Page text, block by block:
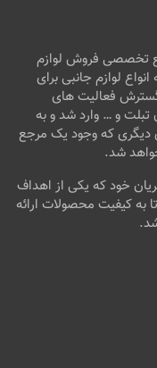
تخصصی فروش لوازم
۹۸ با هدف ارائه انواع لوازم جانبی برای
فعالیت های
و … وارد شد و به
دیگری که وجود یک مرجع
شد.
خود که یکی از اهداف
به کیفیت محصولات ارائه